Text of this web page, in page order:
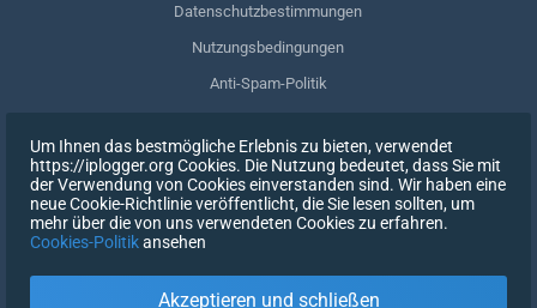
Datenschutzbestimmungen
Nutzungsbedingungen
Anti-Spam-Politik
Meine Daten löschen
Zustimmung zurückziehen
Um Ihnen das bestmögliche Erlebnis zu bieten, verwendet
https://iplogger.org Cookies. Die Nutzung bedeutet, dass Sie mit
der Verwendung von Cookies einverstanden sind. Wir haben eine
neue Cookie-Richtlinie veröffentlicht, die Sie lesen sollten, um
mehr über die von uns verwendeten Cookies zu erfahren.
Cookies-Politikansehen
Akzeptieren und schließen